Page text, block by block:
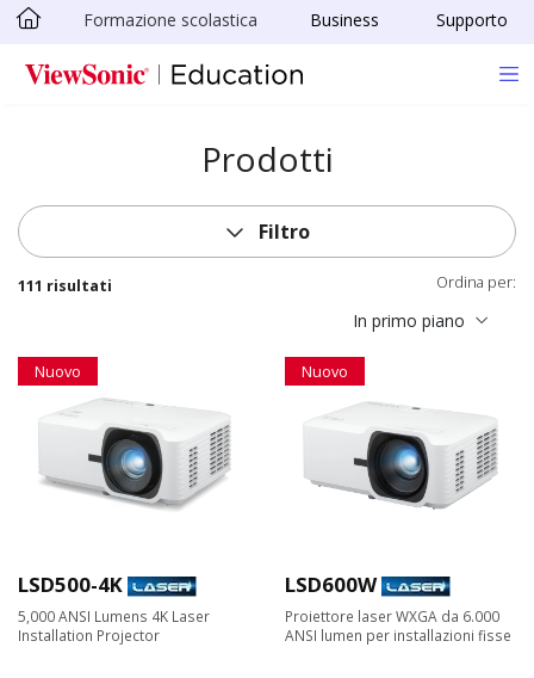
Skip to main content
Formazione scolastica Business Supporto
Prodotti
Filtro
111 risultati Ordina per:
In primo piano
Nuovo
LSD500-4K
5,000 ANSI Lumens 4K Laser
Installation Projector
Nuovo
LSD600W
Proiettore laser WXGA da 6.000
ANSI lumen per installazioni fisse